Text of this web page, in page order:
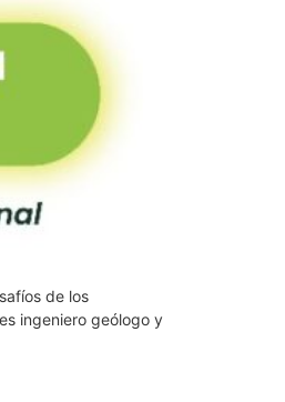
de los
ingeniero geólogo y